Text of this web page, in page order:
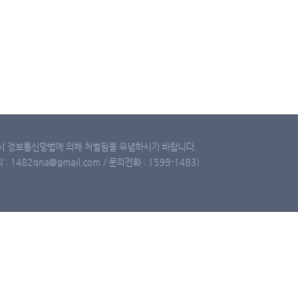
보통신망법에 의해 처벌됨을 유념하시기 바랍니다.
: 1482qna@gmail.com / 문의전화 : 1599-1483)